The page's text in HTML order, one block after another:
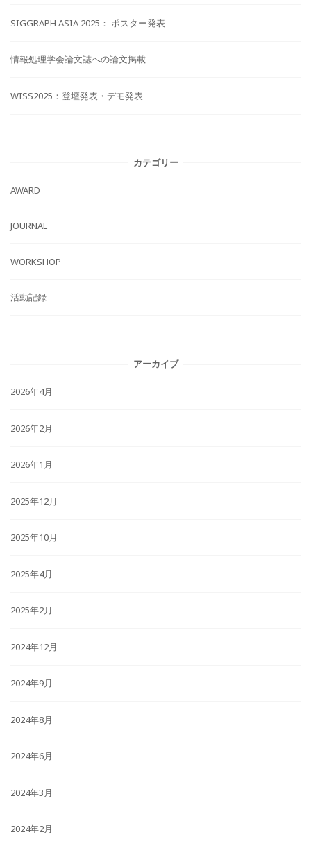
SIGGRAPH ASIA 2025： ポスター発表
情報処理学会論文誌への論文掲載
WISS2025：登壇発表・デモ発表
カテゴリー
AWARD
JOURNAL
WORKSHOP
活動記録
アーカイブ
2026年4月
2026年2月
2026年1月
2025年12月
2025年10月
2025年4月
2025年2月
2024年12月
2024年9月
2024年8月
2024年6月
2024年3月
2024年2月